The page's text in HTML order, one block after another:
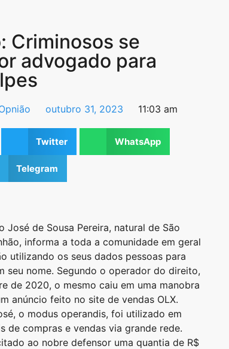
Criminosos se
advogado para
outubro 31, 2023 11:03 am
Twitter WhatsApp
Telegram
José de Sousa Pereira, natural de São
informa a toda a comunidade em geral
utilizando os seus dados pessoas para
seu nome. Segundo o operador do direito,
de 2020, o mesmo caiu em uma manobra
anúncio feito no site de vendas OLX.
o modus operandis, foi utilizado em
de compras e vendas via grande rede.
ao nobre defensor uma quantia de R$